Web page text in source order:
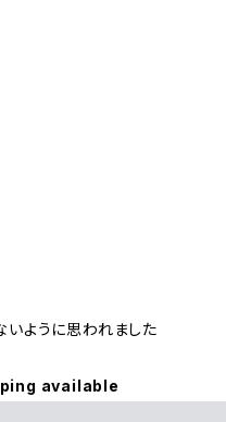
いように思われました
available